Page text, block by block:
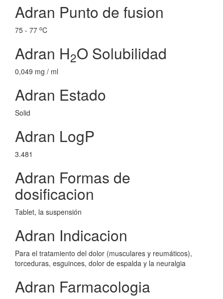
Adran Punto de fusion
75 - 77 oC
Adran H2O Solubilidad
0,049 mg / ml
Adran Estado
Solid
Adran LogP
3.481
Adran Formas de
dosificacion
Tablet, la suspensión
Adran Indicacion
Para el tratamiento del dolor (musculares y reumáticos),
torceduras, esguinces, dolor de espalda y la neuralgia
Adran Farmacologia